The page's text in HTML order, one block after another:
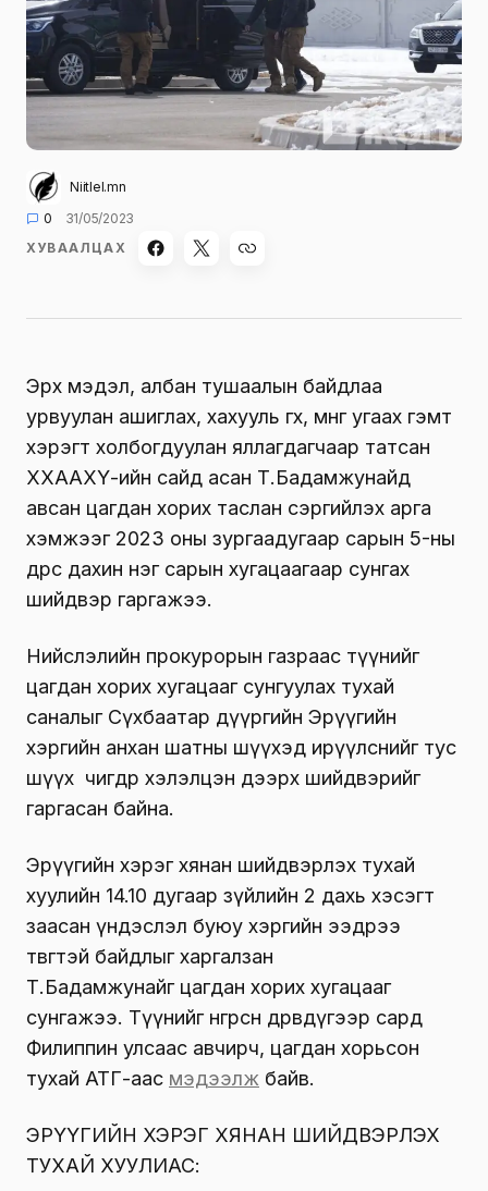
Niitlel.mn
0
31/05/2023
ХУВААЛЦАХ
Эрх мэдэл, албан тушаалын байдлаа
урвуулан ашиглах, хахууль өгөх, мөнгө угаах гэмт
хэрэгт холбогдуулан яллагдагчаар татсан
ХХААХҮ-ийн сайд асан Т.Бадамжунайд
авсан цагдан хорих таслан сэргийлэх арга
хэмжээг 2023 оны зургаадугаар сарын 5-ны
өдрөөс дахин нэг сарын хугацаагаар сунгах
шийдвэр гаргажээ.
Нийслэлийн прокурорын газраас түүнийг
цагдан хорих хугацааг сунгуулах тухай
саналыг Сүхбаатар дүүргийн Эрүүгийн
хэргийн анхан шатны шүүхэд ирүүлснийг тус
шүүх өчигдөр хэлэлцэн дээрх шийдвэрийг
гаргасан байна.
Эрүүгийн хэрэг хянан шийдвэрлэх тухай
хуулийн 14.10 дугаар зүйлийн 2 дахь хэсэгт
заасан үндэслэл буюу хэргийн ээдрээ
төвөгтэй байдлыг харгалзан
Т.Бадамжунайг цагдан хорих хугацааг
сунгажээ. Түүнийг өнгөрсөн дөрөвдүгээр сард
Филиппин улсаас авчирч, цагдан хорьсон
тухай АТГ-аас мэдээлж байв.
ЭРҮҮГИЙН ХЭРЭГ ХЯНАН ШИЙДВЭРЛЭХ
ТУХАЙ ХУУЛИАС: